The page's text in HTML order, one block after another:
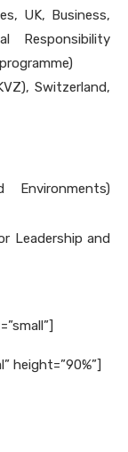
UK, Business,
Responsibility
Switzerland,
Environments)
Leadership and
height=”90%”]